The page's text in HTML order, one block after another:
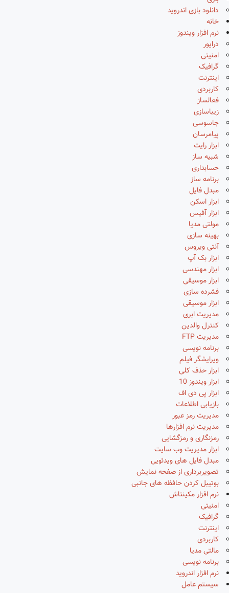
دانلود بازی اندروید
خانه
نرم افزار ویندوز
درایور
امنیتی
گرافیک
اینترنت
کاربردی
فعالساز
زیباسازی
جاسوسی
پیامرسان
ابزار رایت
شبیه ساز
حسابداری
برنامه ساز
مبدل فایل
ابزار اسکن
ابزار آفیس
مولتی مدیا
بهینه سازی
آنتی ویروس
ابزار بک آپ
ابزار مهندسی
ابزار موسیقی
فشرده سازی
ابزار موسیقی
مدیریت ابری
کنترل والدین
مدیریت FTP
برنامه نویسی
ویرایشگر فیلم
ابزار حذف کلی
ابزار ویندوز 10
ابزار پی دی اف
بازیابی اطلاعات
مدیریت رمز عبور
مدیریت نرم افزارها
رمزنگاری و رمزگشایی
ابزار مدیریت وب سایت
مبدل فایل های ویدئویی
تصویربرداری از صفحه نمایش
بوتیبل کردن حافظه های جانبی
نرم افزار مکینتاش
امنیتی
گرافیک
اینترنت
کاربردی
مالتی مدیا
برنامه نویسی
نرم افزار اندروید
سیستم عامل